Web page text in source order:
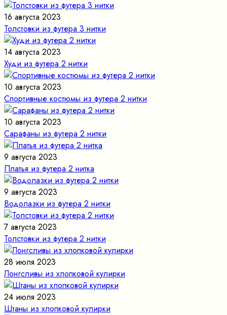
16 августа 2023
Толстовки из футера 3 нитки
14 августа 2023
Худи из футера 2 нитки
10 августа 2023
Спортивные костюмы из футера 2 нитки
10 августа 2023
Сарафаны из футера 2 нитки
9 августа 2023
Платья из футера 2 нитка
9 августа 2023
Водолазки из футера 2 нитки
7 августа 2023
Толстовки из футера 2 нитки
28 июля 2023
Лонгсливы из хлопковой кулирки
24 июля 2023
Штаны из хлопковой кулирки